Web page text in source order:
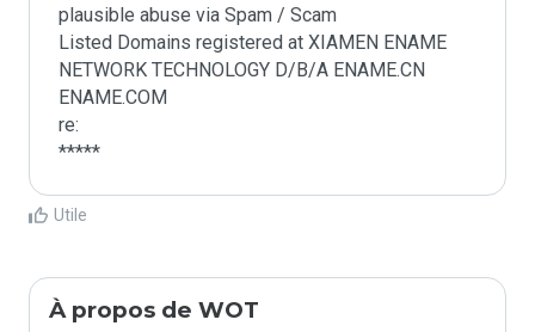
plausible abuse via Spam / Scam
Listed Domains registered at XIAMEN ENAME
NETWORK TECHNOLOGY D/B/A ENAME.CN
ENAME.COM
re:
*****
Utile
À propos de WOT